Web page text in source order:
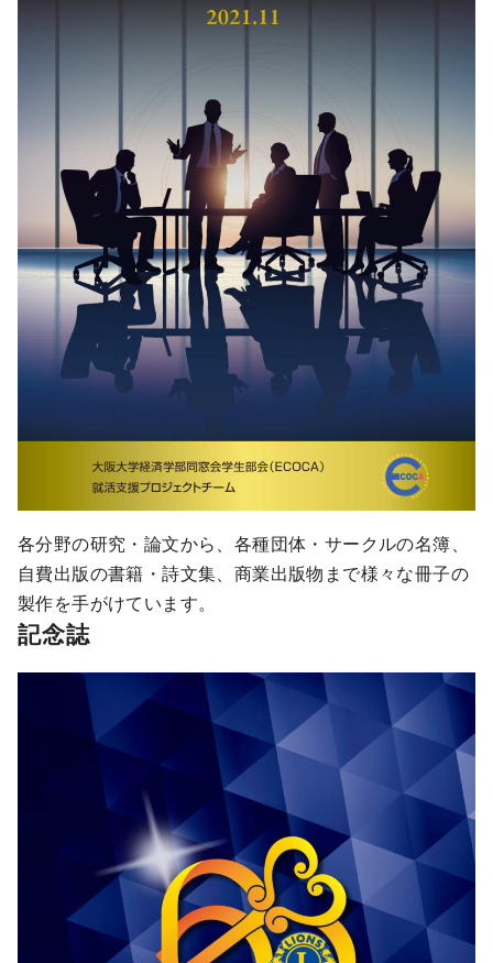
各分野の研究・論文から、各種団体・サークルの名簿、
自費出版の書籍・詩文集、商業出版物まで様々な冊子の
製作を手がけています。
記念誌